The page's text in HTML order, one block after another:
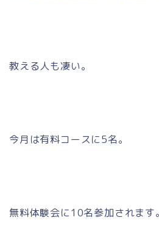
教える人も凄い。
今月は有料コースに5名。
無料体験会に10名参加されます。